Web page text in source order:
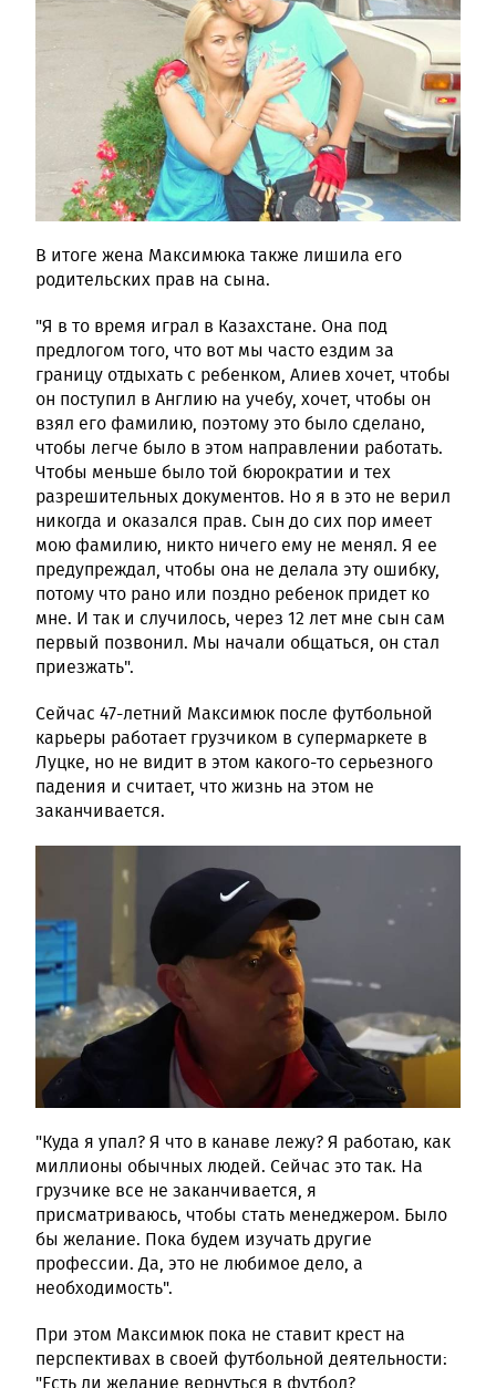
В итоге жена Максимюка также лишила его
родительских прав на сына.
"Я в то время играл в Казахстане. Она под
предлогом того, что вот мы часто ездим за
границу отдыхать с ребенком, Алиев хочет, чтобы
он поступил в Англию на учебу, хочет, чтобы он
взял его фамилию, поэтому это было сделано,
чтобы легче было в этом направлении работать.
Чтобы меньше было той бюрократии и тех
разрешительных документов. Но я в это не верил
никогда и оказался прав. Сын до сих пор имеет
мою фамилию, никто ничего ему не менял. Я ее
предупреждал, чтобы она не делала эту ошибку,
потому что рано или поздно ребенок придет ко
мне. И так и случилось, через 12 лет мне сын сам
первый позвонил. Мы начали общаться, он стал
приезжать".
Сейчас 47-летний Максимюк после футбольной
карьеры работает грузчиком в супермаркете в
Луцке, но не видит в этом какого-то серьезного
падения и считает, что жизнь на этом не
заканчивается.
"Куда я упал? Я что в канаве лежу? Я работаю, как
миллионы обычных людей. Сейчас это так. На
грузчике все не заканчивается, я
присматриваюсь, чтобы стать менеджером. Было
бы желание. Пока будем изучать другие
профессии. Да, это не любимое дело, а
необходимость".
При этом Максимюк пока не ставит крест на
перспективах в своей футбольной деятельности:
"Есть ли желание вернуться в футбол?